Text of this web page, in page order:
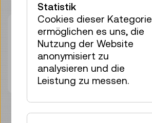
Mi 12.08. 14:00–14:45
Führung
23 Plätze frei
€ 5,50
Statistik
Cookies dieser Kategorie
ermöglichen es uns, die
Nutzung der Website
anonymisiert zu
analysieren und die
Leistung zu messen.